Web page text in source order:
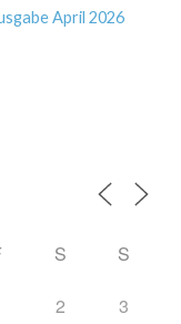
April 2026
S S
2 3